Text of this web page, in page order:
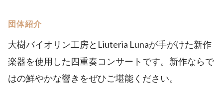
団体紹介
大樹バイオリン工房とLiuteria Lunaが手がけた新作
楽器を使用した四重奏コンサートです。新作ならで
はの鮮やかな響きをぜひご堪能ください。